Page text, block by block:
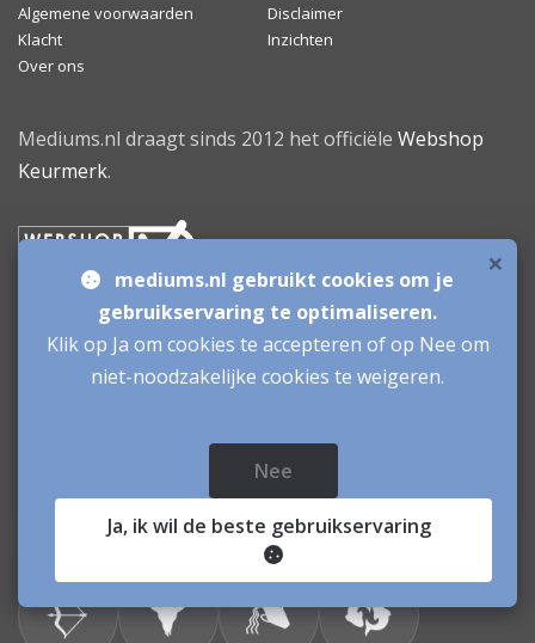
Algemene voorwaarden
Disclaimer
Klacht
Inzichten
Over ons
Mediums.nl draagt sinds 2012 het officiële Webshop
Keurmerk.
Daghoroscoop
×
mediums.nl gebruikt cookies om je
gebruikservaring te optimaliseren.
Klik op Ja om cookies te accepteren of op Nee om
niet-noodzakelijke cookies te weigeren.
Nee
Ja, ik wil de beste gebruikservaring